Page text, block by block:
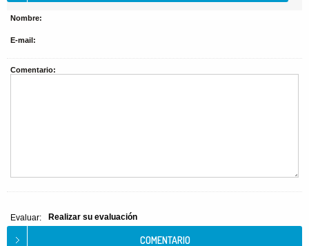
Nombre:
E-mail:
Comentario:
Evaluar: Realizar su evaluación